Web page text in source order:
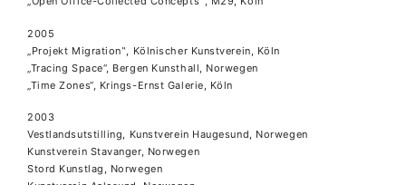
2005
„Projekt Migration‟, Kölnischer Kunstverein, Köln
„Tracing Space“, Bergen Kunsthall, Norwegen
„Time Zones“, Krings-Ernst Galerie, Köln
2003
Vestlandsutstilling, Kunstverein Haugesund, Norwegen
Kunstverein Stavanger, Norwegen
Stord Kunstlag, Norwegen